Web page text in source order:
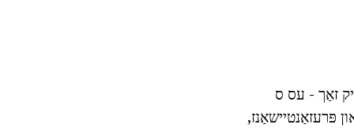
זאַך - עס ס
פּרעזאַנטיישאַנז,